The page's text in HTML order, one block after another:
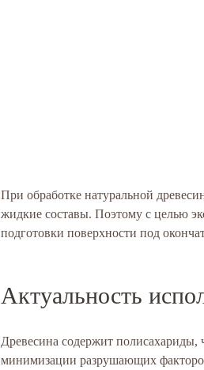
При обработке натуральной
жидкие составы. Поэтому с целью
подготовки поверхности под
Актуальность
Древесина содержит полисахариды,
минимизации разрушающих